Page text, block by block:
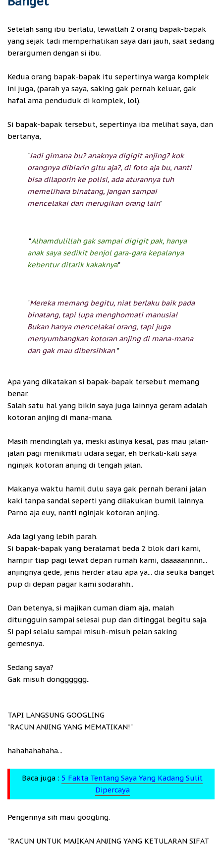
Setelah sang ibu berlalu, lewatlah 2 orang bapak-bapak
yang sejak tadi memperhatikan saya dari jauh, saat sedang
berargumen dengan si ibu.
Kedua orang bapak-bapak itu sepertinya warga komplek
ini juga, (parah ya saya, saking gak pernah keluar, gak
hafal ama penduduk di komplek, lol).
Si bapak-bapak tersebut, sepertinya iba melihat saya, dan
bertanya,
"Jadi gimana bu? anaknya digigit anjing? kok
orangnya dibiarin gitu aja?, di foto aja bu, nanti
bisa dilaporin ke polisi, ada aturannya tuh
memelihara binatang, jangan sampai
mencelakai dan merugikan orang lain"
"Alhamdulillah gak sampai digigit pak, hanya
anak saya sedikit benjol gara-gara kepalanya
kebentur ditarik kakaknya"
"Mereka memang begitu, niat berlaku baik pada
binatang, tapi lupa menghormati manusia!
Bukan hanya mencelakai orang, tapi juga
menyumbangkan kotoran anjing di mana-mana
dan gak mau dibersihkan "
Apa yang dikatakan si bapak-bapak tersebut memang
benar.
Salah satu hal yang bikin saya juga lainnya geram adalah
kotoran anjing di mana-mana.
Masih mendinglah ya, meski aslinya kesal, pas mau jalan-
jalan pagi menikmati udara segar, eh berkali-kali saya
nginjak kotoran anjing di tengah jalan.
Makanya waktu hamil dulu saya gak pernah berani jalan
kaki tanpa sandal seperti yang dilakukan bumil lainnya.
Parno aja euy, nanti nginjak kotoran anjing.
Ada lagi yang lebih parah.
Si bapak-bapak yang beralamat beda 2 blok dari kami,
hampir tiap pagi lewat depan rumah kami, daaaaannnn...
anjingnya gede, jenis herder atau apa ya... dia seuka banget
pup di depan pagar kami sodarahh..
Dan betenya, si majikan cuman diam aja, malah
ditungguin sampai selesai pup dan ditinggal begitu saja.
Si papi selalu sampai misuh-misuh pelan saking
gemesnya.
Sedang saya?
Gak misuh dongggggg..
TAPI LANGSUNG GOOGLING
"RACUN ANJING YANG MEMATIKAN!"
hahahahahaha...
Baca juga : 5 Fakta Tentang Saya Yang Kadang Sulit
Dipercaya
Pengennya sih mau googling.
"RACUN UNTUK MAJIKAN ANJING YANG KETULARAN SIFAT